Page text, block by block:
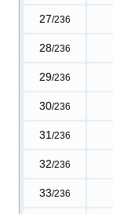
27/236
28/236
29/236
30/236
31 /236
32/236
33/236